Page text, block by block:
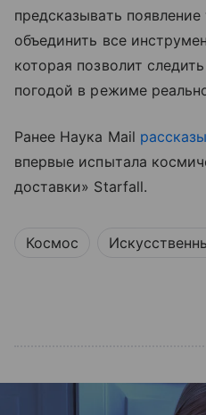
предсказывать
объединить все
которая позволит
погодой в режиме
Ранее Наука Mail
впервые испытала
доставки» Starfall.
Космос